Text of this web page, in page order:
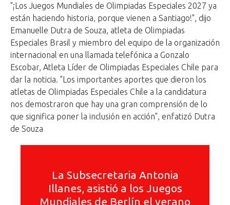
"¡Los Juegos Mundiales de Olimpiadas Especiales 2027 ya
están haciendo historia, porque vienen a Santiago!", dijo
Emanuelle Dutra de Souza, atleta de Olimpiadas
Especiales Brasil y miembro del equipo de la organización
internacional en una llamada telefónica a Gonzalo
Escobar, Atleta Líder de Olimpiadas Especiales Chile para
dar la noticia. "Los importantes aportes que dieron los
atletas de Olimpiadas Especiales Chile a la candidatura
nos demostraron que hay una gran comprensión de lo
que significa poner la inclusión en acción", enfatizó Dutra
de Souza
La Subsecretaria Antonia
Illanes, asistió a los Juegos
Mundiales de Berlín el verano